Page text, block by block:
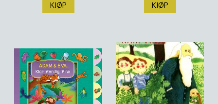
KJØP KJØP